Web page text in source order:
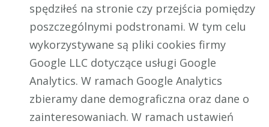
spędziłeś na stronie czy przejścia pomiędzy
poszczególnymi podstronami. W tym celu
wykorzystywane są pliki cookies firmy
Google LLC dotyczące usługi Google
Analytics. W ramach Google Analytics
zbieramy dane demograficzna oraz dane o
zainteresowaniach. W ramach ustawień